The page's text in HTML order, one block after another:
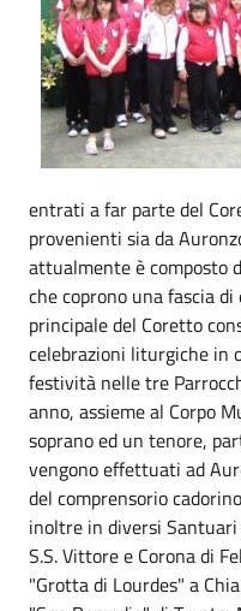
entrati a far parte del
provenienti sia da
attualmente è composto
che coprono una fascia
principale del Coretto
celebrazioni liturgiche in
festività nelle tre
anno, assieme al Corpo
soprano ed un tenore,
vengono effettuati ad
del comprensorio
inoltre in diversi
S.S. Vittore e Corona di
"Grotta di Lourdes" a